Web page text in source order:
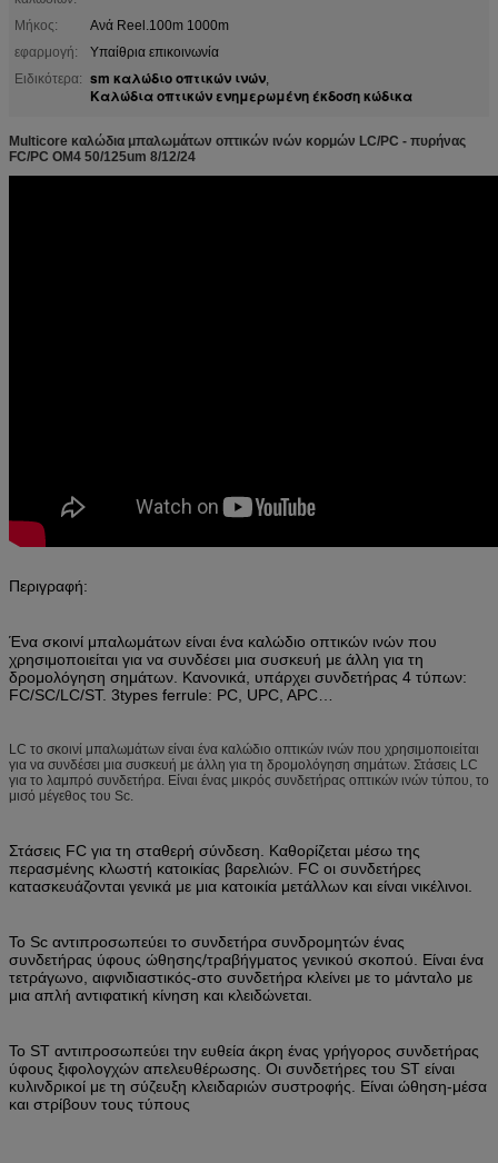
Μήκος:
Ανά Reel.100m 1000m
εφαρμογή:
Υπαίθρια επικοινωνία
Ειδικότερα: sm καλώδιο οπτικών ινών,
Καλώδια οπτικών ενημερωμένη έκδοση κώδικα
Multicore καλώδια μπαλωμάτων οπτικών ινών κορμών LC/PC - πυρήνας
FC/PC OM4 50/125um 8/12/24
Περιγραφή:
Ένα σκοινί μπαλωμάτων είναι ένα καλώδιο οπτικών ινών που
χρησιμοποιείται για να συνδέσει μια συσκευή με άλλη για τη
δρομολόγηση σημάτων. Κανονικά, υπάρχει συνδετήρας 4 τύπων:
FC/SC/LC/ST. 3types ferrule: PC, UPC, APC…
LC το σκοινί μπαλωμάτων είναι ένα καλώδιο οπτικών ινών που χρησιμοποιείται
για να συνδέσει μια συσκευή με άλλη για τη δρομολόγηση σημάτων. Στάσεις LC
για το λαμπρό συνδετήρα. Είναι ένας μικρός συνδετήρας οπτικών ινών τύπου, το
μισό μέγεθος του Sc.
Στάσεις FC για τη σταθερή σύνδεση. Καθορίζεται μέσω της
περασμένης κλωστή κατοικίας βαρελιών. FC οι συνδετήρες
κατασκευάζονται γενικά με μια κατοικία μετάλλων και είναι νικέλινοι.
Το Sc αντιπροσωπεύει το συνδετήρα συνδρομητών ένας
συνδετήρας ύφους ώθησης/τραβήγματος γενικού σκοπού. Είναι ένα
τετράγωνο, αιφνιδιαστικός-στο συνδετήρα κλείνει με το μάνταλο με
μια απλή αντιφατική κίνηση και κλειδώνεται.
Το ST αντιπροσωπεύει την ευθεία άκρη ένας γρήγορος συνδετήρας
ύφους ξιφολογχών απελευθέρωσης. Οι συνδετήρες του ST είναι
κυλινδρικοί με τη σύζευξη κλειδαριών συστροφής. Είναι ώθηση-μέσα
και στρίβουν τους τύπους